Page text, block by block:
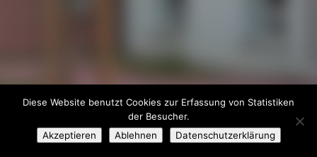
Diese Website benutzt Cookies zur Erfassung von Statistiken
der Besucher.
Akzeptieren
Ablehnen Datenschutzerklärung